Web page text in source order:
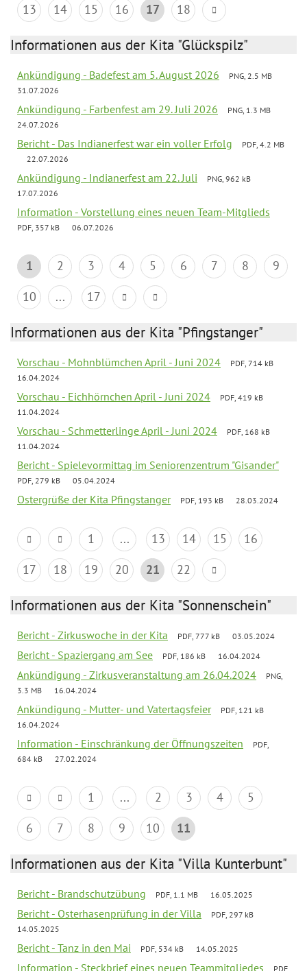
13
14 15 16 17 18
Informationen aus der Kita "Glückspilz"
Ankündigung - Badefest am 5. August 2026
PNG, 2.5 MB
31.07.2026
Ankündigung - Farbenfest am 29. Juli 2026
PNG, 1.3 MB
24.07.2026
Bericht - Das Indianerfest war ein voller Erfolg
PDF, 4.2 MB
22.07.2026
Ankündigung - Indianerfest am 22. Juli
PNG, 962 kB
17.07.2026
Information - Vorstellung eines neuen Team-Mitglieds
PDF, 357 kB 06.07.2026
1 2 3 4 5 6 7 8
9
10
... 17
Informationen aus der Kita "Pfingstanger"
Vorschau - Mohnblümchen April - Juni 2024
PDF, 714 kB
16.04.2024
Vorschau - Eichhörnchen April - Juni 2024
PDF, 419 kB
11.04.2024
Vorschau - Schmetterlinge April - Juni 2024
PDF, 168 kB
11.04.2024
Bericht - Spielevormittag im Seniorenzentrum "Gisander"
PDF, 279 kB 05.04.2024
Ostergrüße der Kita Pfingstanger PDF, 193 kB 28.03.2024
1 ... 13 14 15
16
17
18 19 20 21 22
Informationen aus der Kita "Sonnenschein"
Bericht - Zirkuswoche in der Kita PDF, 777 kB 03.05.2024
Bericht - Spaziergang am See PDF, 186 kB 16.04.2024
Ankündigung - Zirkusveranstaltung am 26.04.2024
PNG,
3.3 MB
16.04.2024
Ankündigung - Mutter- und Vatertagsfeier
PDF, 121 kB
16.04.2024
Information - Einschränkung der Öffnungszeiten
PDF,
684 kB
27.02.2024
1 ... 2 3 4
5
6
7 8 9 10 11
Informationen aus der Kita "Villa Kunterbunt"
Bericht - Brandschutzübung PDF, 1.1 MB 16.05.2025
Bericht - Osterhasenprüfung in der Villa
PDF, 297 kB
14.05.2025
Bericht - Tanz in den Mai PDF, 534 kB 14.05.2025
Information - Steckbrief eines neuen Teammitgliedes PDF,